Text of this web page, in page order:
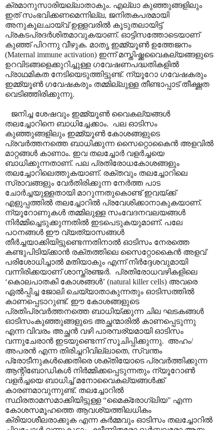
ക്രമാനുസാരിയല്ലാതാകും. എല്ലാ കുഞ്ഞുങ്ങളിലും
ഇത് സംഭവിക്കണമെന്നില്ല, ജനിതകപരമായി
അനുകൂലചായ്‌വ് ഉള്ളവരിൽ കൂടുതലായിട്ട്
പ്രകടപ്രദർശിതമാവുകയാണ്. ഓട്ടിസത്തോടെയാണ്
കുഞ്ഞ് പിറന്നു വീഴുക. മാതൃ ഇമ്മ്യൂൺ ഉത്തേജനം
(Maternal immune activation) ഇന്ന് മസ്തിഷ്ക്കവൈകല്യങ്ങളുടെ
ഉറവിടങ്ങളെക്കുറിച്ചുള്ള ഗവേഷണപദ്ധതികളിൽ
പ്രാഥമികത നേടിയെടുത്തിട്ടുണ്ട്. ന്യൂറോ ഗവേഷകരും
ഇമ്മ്യൂൺ ഗവേഷകരും തമ്മില്ലുള്ള തീണ്ടാപ്പാട് തീക്ഷ്ണത
വെടിഞ്ഞിരിക്കുന്നു.
ജനിച്ച ശേഷവും ഇമ്മ്യൂൺ വൈകല്യങ്ങൾ
തലച്ചോറിനെ ബാധിച്ചേക്കാം. പല ഓടിസം
കുഞ്ഞുങ്ങളിലും ഇമ്മ്യൂൺ കോശങ്ങളുടെ
പ്രവർത്തനത്തെ ബാധിക്കുന്ന സൈറ്റൊകൈൻ അളവിൽ
മാറ്റങ്ങൾ കാണാം. ഇവ തലച്ചോർ വളർച്ചയെ
ബാധിക്കുന്നതാണ്. പല പ്രതിരോധകോശങ്ങളും
തലച്ചോറിലെത്തുകയാണ്. രക്തവും തലച്ചോറിലെ
സ്രാവങ്ങളും വേർതിരിക്കുന്ന നേർത്ത പാട
ചോർച്ചയുള്ളതായി മാറുന്നതുകൊണ്ട് ഇവയ്ക്ക്
എളുപ്പത്തിൽ തലച്ചോറിൽ പ്രവേശിക്കാനാകുകയാണ്.
ന്യൂറോണുകൾ തമ്മിലുള്ള സംവേദനവലയങ്ങൾ
നിർമ്മിച്ചെടുക്കുന്നതിൽ ഇടപെടുകയുമാണ്. പലേ
പഠനങ്ങൾ ഈ വ്യത്യാസങ്ങൾ
തീർച്ചയാക്കിയിട്ടുണ്ടെന്നതിനാൽ ഓടിസം നേരത്തെ
കണ്ടുപിടിയ്ക്കാൻ രക്തത്തിലെ സൈറ്റോകൈൻ അളവ്
പരിശോധിച്ചാൽ മതിയാകും എന്ന് നിർദ്ദേശവുമായി
വന്നിരിക്കയാണ് ശാസ്ത്രഞ്ജർ. പ്രതിരോധവഴികളിലെ
‘കൊലപാതകി കോശങ്ങൾ’ (natural killer cells) അവരെ
ഏൽ‌പ്പിച്ച ജോലി ചെയ്യാതാകുന്നതും ഓടിസത്തിൽ
കാണപ്പെടാറുണ്ട്. ഈ കോശങ്ങളുടെ
പ്രതിപ്രവർത്തനത്തെ ബാധിയ്ക്കുന്ന ചില ഘടകങ്ങൾ
ഓടിസംകുഞ്ഞുങ്ങളുടെ അച്ഛന്മാരിൽ കാണപ്പെടുന്നു
എന്ന വിവരം അച്ഛൻ വഴി പാരമ്പര്യമായി ഓടിസം
വന്നുചേരാൻ ഇടയുണ്ടെന്ന് സൂചിപ്പിക്കുന്നു. അഹം/
അപരൻ എന്ന തിരിച്ചറിവില്ലാതെ, സ്വന്തം
പ്രോടീനുകൾക്കെതിരെ ശക്തിയോടെ പ്രവർത്തിക്കുന്ന
ആന്റിബോഡികൾ നിർമ്മിക്കപ്പെടുന്നതും ന്യൂറോൺ
വളർച്ചയെ ബാധിച്ച് മനോവൈകല്യങ്ങൾക്ക്
കാരണമാവുന്നുണ്ട്. തലച്ചോറിൽ
സ്ഥിരതാമസമാക്കിയിട്ടുള്ള “മൈക്രോഗ്ലിയ” എന്ന
കോശസമൂഹത്തെ ആവശ്യത്തിലധികം
ക്രിയാശീലരാക്കുക എന്ന കർമ്മവും ഓടിസം തലച്ചോറിൽ